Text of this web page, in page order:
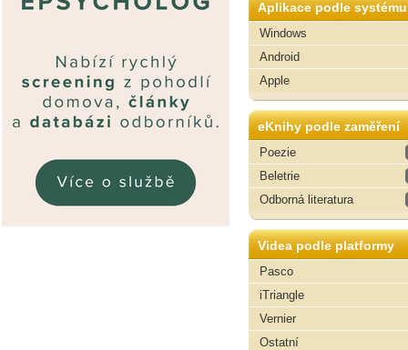
Aplikace podle systému
Windows
Android
Apple
eKnihy podle zaměření
Poezie
Beletrie
Odborná literatura
Videa podle platformy
Pasco
iTriangle
Vernier
Ostatní